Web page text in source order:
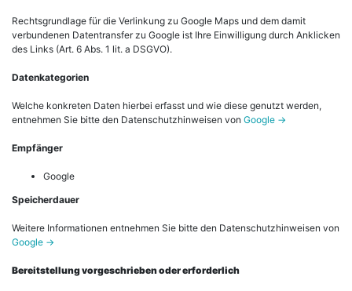
Rechtsgrundlage für die Verlinkung zu Google Maps und dem damit
verbundenen Datentransfer zu Google ist Ihre Einwilligung durch Anklicken
des Links (Art. 6 Abs. 1 lit. a DSGVO).
Datenkategorien
Welche konkreten Daten hierbei erfasst und wie diese genutzt werden,
entnehmen Sie bitte den Datenschutzhinweisen von Google ->
Empfänger
Google
Speicherdauer
Weitere Informationen entnehmen Sie bitte den Datenschutzhinweisen von
Google ->
Bereitstellung vorgeschrieben oder erforderlich